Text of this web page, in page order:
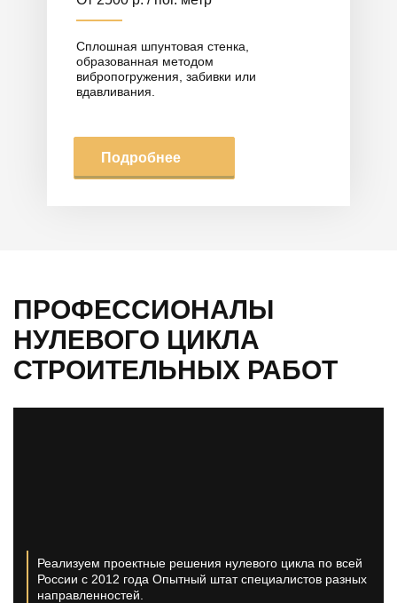
Сплошная шпунтовая стенка,
образованная методом
вибропогружения, забивки или
вдавливания.
Подробнее
ПРОФЕССИОНАЛЫ
НУЛЕВОГО ЦИКЛА
СТРОИТЕЛЬНЫХ РАБОТ
Реализуем проектные решения нулевого цикла по всей
России с 2012 года Опытный штат специалистов разных
направленностей.